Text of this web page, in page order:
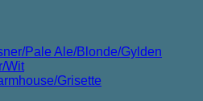
Pale Ale/Blonde/Gylden
Wit
Grisette